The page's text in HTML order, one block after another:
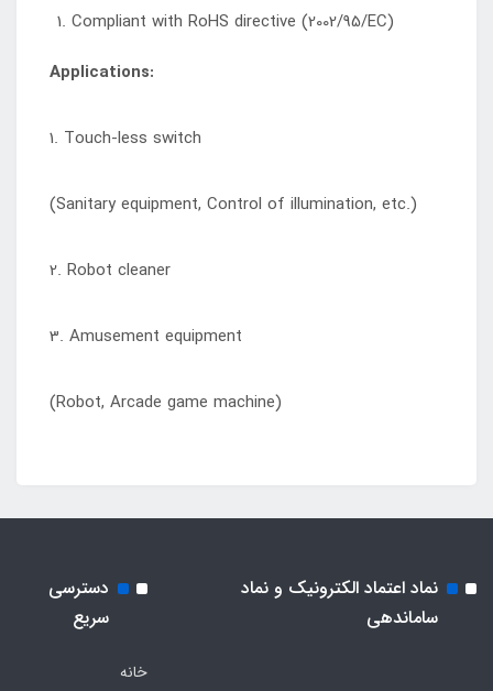
Compliant with RoHS directive (2002/95/EC)
Applications:
1. Touch-less switch
(Sanitary equipment, Control of illumination, etc.)
2. Robot cleaner
3. Amusement equipment
(Robot, Arcade game machine)
نماد اعتماد الکترونیک و نماد
ساماندهی
دسترسی
سریع
خانه